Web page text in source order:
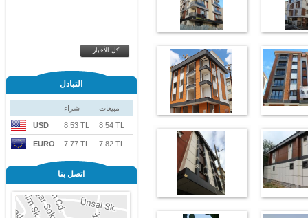
كل الأخبار
التبادل
شراء مبيعات
USD 8.53 TL 8.54 TL
EURO 7.77 TL 7.82 TL
اتصل بنا